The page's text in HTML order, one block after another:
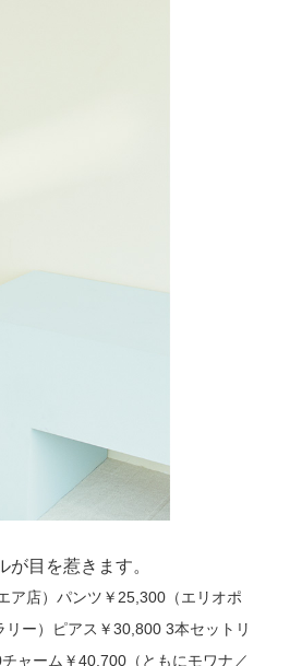
目を惹きます。
ア店）パンツ￥25,300（エリオポ
ー）ピアス￥30,800 3本セットリ
ャーム￥40,700（ともにモワナ／